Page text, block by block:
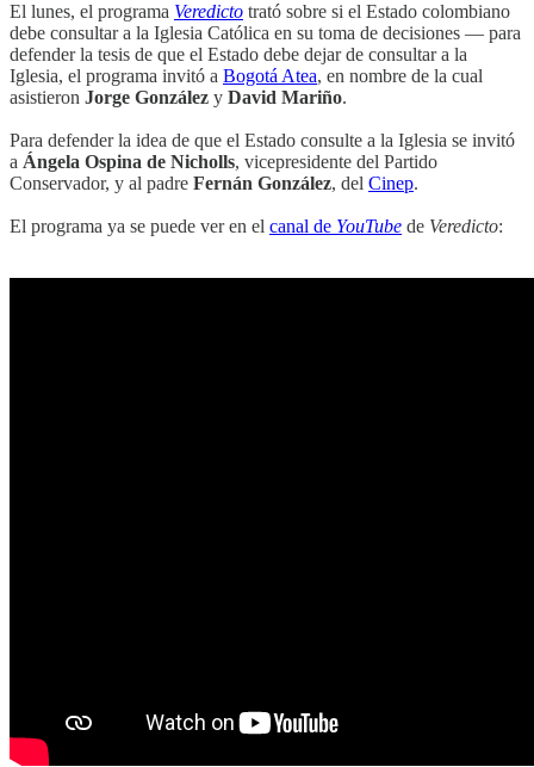
El lunes, el programa Veredicto trató sobre si el Estado colombiano
debe consultar a la Iglesia Católica en su toma de decisiones — para
defender la tesis de que el Estado debe dejar de consultar a la
Iglesia, el programa invitó a Bogotá Atea, en nombre de la cual
asistieron Jorge González y David Mariño.
Para defender la idea de que el Estado consulte a la Iglesia se invitó
a Ángela Ospina de Nicholls, vicepresidente del Partido
Conservador, y al padre Fernán González, del Cinep.
El programa ya se puede ver en el canal de YouTube de Veredicto: